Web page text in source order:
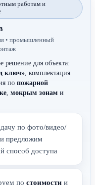
работам и
• промышленный
решение для объекта:
ключ», комплектация
по пожарной
, мокрым зонам и
по фото/видео/
предложим
способ доступа
по стоимости и